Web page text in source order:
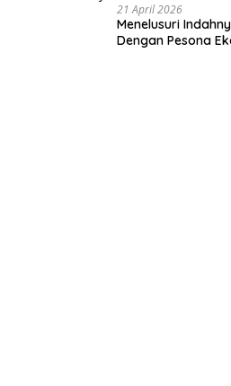
21 April 2026
Menelusuri
Dengan Pesona